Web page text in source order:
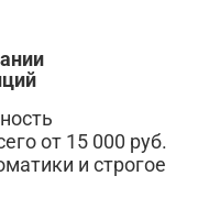
от 15 000 руб.
и строгое